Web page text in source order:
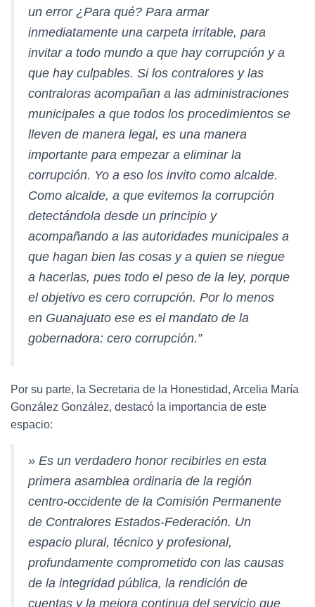
un error ¿Para qué? Para armar
inmediatamente una carpeta irritable, para
invitar a todo mundo a que hay corrupción y a
que hay culpables. Si los contralores y las
contraloras acompañan a las administraciones
municipales a que todos los procedimientos se
lleven de manera legal, es una manera
importante para empezar a eliminar la
corrupción. Yo a eso los invito como alcalde.
Como alcalde, a que evitemos la corrupción
detectándola desde un principio y
acompañando a las autoridades municipales a
que hagan bien las cosas y a quien se niegue
a hacerlas, pues todo el peso de la ley, porque
el objetivo es cero corrupción. Por lo menos
en Guanajuato ese es el mandato de la
gobernadora: cero corrupción.”
Por su parte, la Secretaria de la Honestidad, Arcelia María
González González, destacó la importancia de este
espacio:
» Es un verdadero honor recibirles en esta
primera asamblea ordinaria de la región
centro-occidente de la Comisión Permanente
de Contralores Estados-Federación. Un
espacio plural, técnico y profesional,
profundamente comprometido con las causas
de la integridad pública, la rendición de
cuentas y la mejora continua del servicio que